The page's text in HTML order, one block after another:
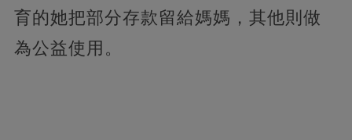
育的她把部分存款留給媽媽，其他則做
為公益使用。